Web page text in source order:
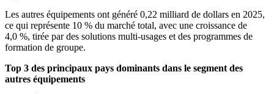
Les autres équipements ont généré 0,22 milliard de dollars en 2025,
ce qui représente 10 % du marché total, avec une croissance de
4,0 %, tirée par des solutions multi-usages et des programmes de
formation de groupe.
Top 3 des principaux pays dominants dans le segment des
autres équipements